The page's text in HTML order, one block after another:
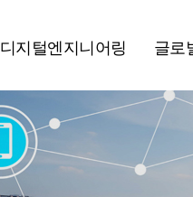
디지털엔지니어링 글로